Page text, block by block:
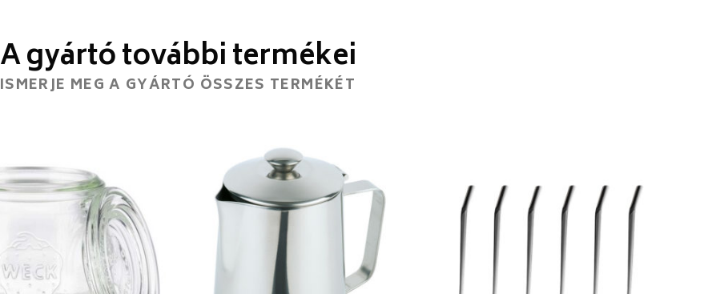
A gyártó további termékei
ISMERJE MEG A GYÁRTÓ ÖSSZES TERMÉKÉT